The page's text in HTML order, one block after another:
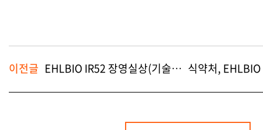
이전글 EHLBIO IR52 장영실상(기술혁신) 수상!